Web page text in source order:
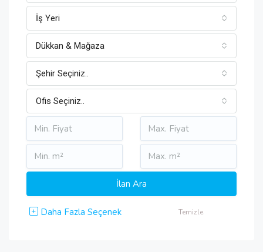
İş Yeri
Dükkan & Mağaza
Şehir Seçiniz..
Ofis Seçiniz..
Daha Fazla Seçenek Temizle